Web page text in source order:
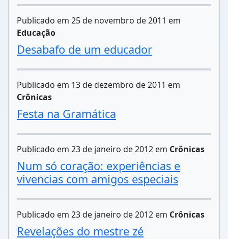
Publicado em 25 de novembro de 2011 em
Educação
Desabafo de um educador
Publicado em 13 de dezembro de 2011 em
Crônicas
Festa na Gramática
Publicado em 23 de janeiro de 2012 em Crônicas
Num só coração: experiências e
vivencias com amigos especiais
Publicado em 23 de janeiro de 2012 em Crônicas
Revelações do mestre zé